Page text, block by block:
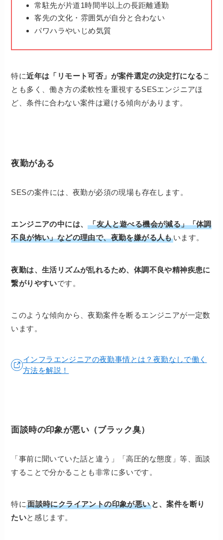
常駐先が片道1時間半以上の長距離通勤
客先の文化・雰囲気が自分と合わない
パワハラやいじめ気質
特に近年は「リモート可否」が案件選定の決定打になるこ
とも多く、働き方の柔軟性を重視するSESエンジニアほ
ど、条件に合わない案件は避ける傾向があります。
夜勤がある
SESの案件には、夜勤が必須の現場も存在します。
エンジニアの中には、「友人と遊べる機会が減る」「体調
不良が怖い」などの理由で、夜勤を嫌がる人もいます。
夜勤は、生活リズムが乱れるため、体調不良や精神疾患に
繋がりやすいです。
このような傾向から、夜勤案件を断るエンジニアが一定数
います。
インフラエンジニアの夜勤事情とは？夜勤なしで働く
方法を解説！
面談時の印象が悪い（ブラック臭）
「事前に聞いていた話と違う」「高圧的な態度」等、面談
することで分かることも非常に多いです。
特に面談時にクライアントの印象が悪いと、案件を断り
たいと感じます。